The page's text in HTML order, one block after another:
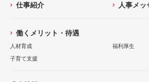
仕事紹介
人事メッ
働くメリット・待遇
人材育成 福利厚生
子育て支援